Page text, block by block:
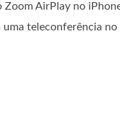
Zoom AirPlay no
teleconferência